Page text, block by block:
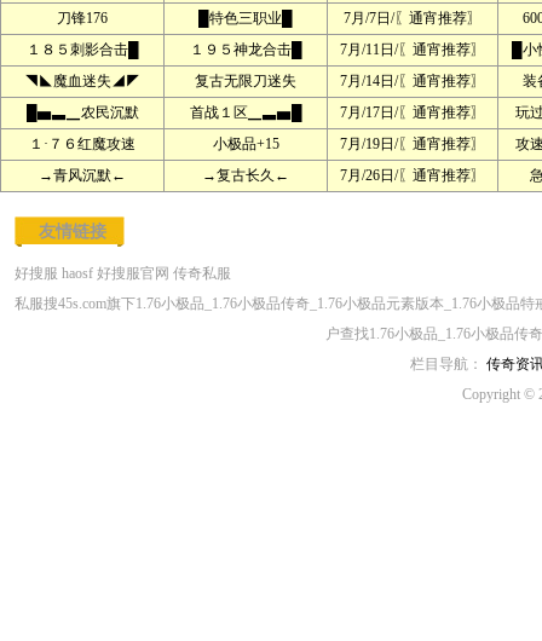
刀锋176
█特色三职业█ 7月/7日/〖通宵推荐〗
１８５刺影合击█
１９５神龙合击█ 7月/11日/〖通宵推荐〗
█
◥◣魔血迷失◢◤
复古无限刀迷失 7月/14日/〖通宵推荐〗
装
█▅▃▁农民沉默
首战１区▁▃▅█ 7月/17日/〖通宵推荐〗
玩
１·７６红魔攻速
小极品+15 7月/19日/〖通宵推荐〗
攻
→青风沉默←
→复古长久← 7月/26日/〖通宵推荐〗
友情链接
好搜服 haosf 好搜服官网 传奇私服
私服搜45s.com旗下1.76小极品_1.76小极品传奇_1.76小极品元素版本_1.76小极品
户查找1.76小极品_1.76小极品传
栏目导航： 传奇资
Copyright ©